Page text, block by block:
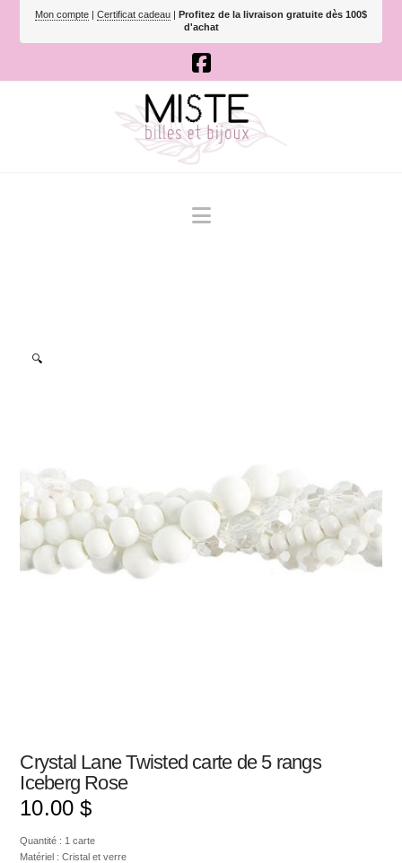
Mon compte | Certificat cadeau | Profitez de la livraison gratuite dès 100$
d'achat
Navigation
🔍
Crystal Lane Twisted carte de 5 rangs
Iceberg Rose
10.00 $
Quantité : 1 carte
Matériel : Cristal et verre